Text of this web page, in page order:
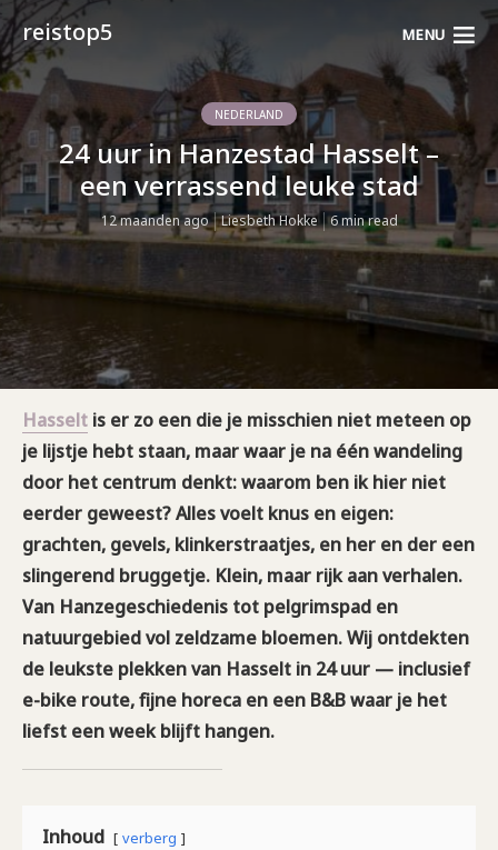
reistop5 MENU
NEDERLAND
24 uur in Hanzestad Hasselt –
een verrassend leuke stad
12 maanden ago Liesbeth Hokke 6 min read
Hasselt is er zo een die je misschien niet meteen op
je lijstje hebt staan, maar waar je na één wandeling
door het centrum denkt: waarom ben ik hier niet
eerder geweest? Alles voelt knus en eigen:
grachten, gevels, klinkerstraatjes, en her en der een
slingerend bruggetje. Klein, maar rijk aan verhalen.
Van Hanzegeschiedenis tot pelgrimspad en
natuurgebied vol zeldzame bloemen. Wij ontdekten
de leukste plekken van Hasselt in 24 uur — inclusief
e-bike route, fijne horeca en een B&B waar je het
liefst een week blijft hangen.
Inhoud verberg